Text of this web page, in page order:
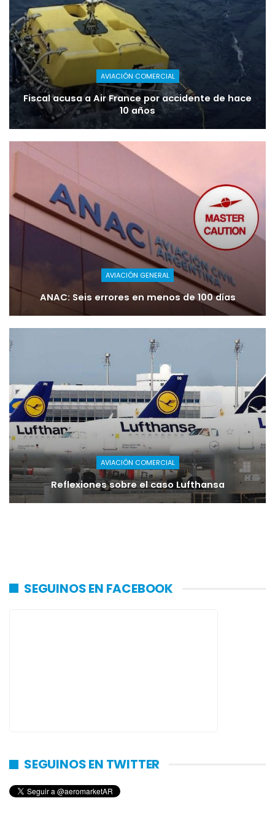
AVIACIÓN COMERCIAL
Fiscal acusa a Air France por accidente de hace
10 años
AVIACIÓN GENERAL
ANAC: Seis errores en menos de 100 días
AVIACIÓN COMERCIAL
Reflexiones sobre el caso Lufthansa
SEGUINOS EN FACEBOOK
SEGUINOS EN TWITTER